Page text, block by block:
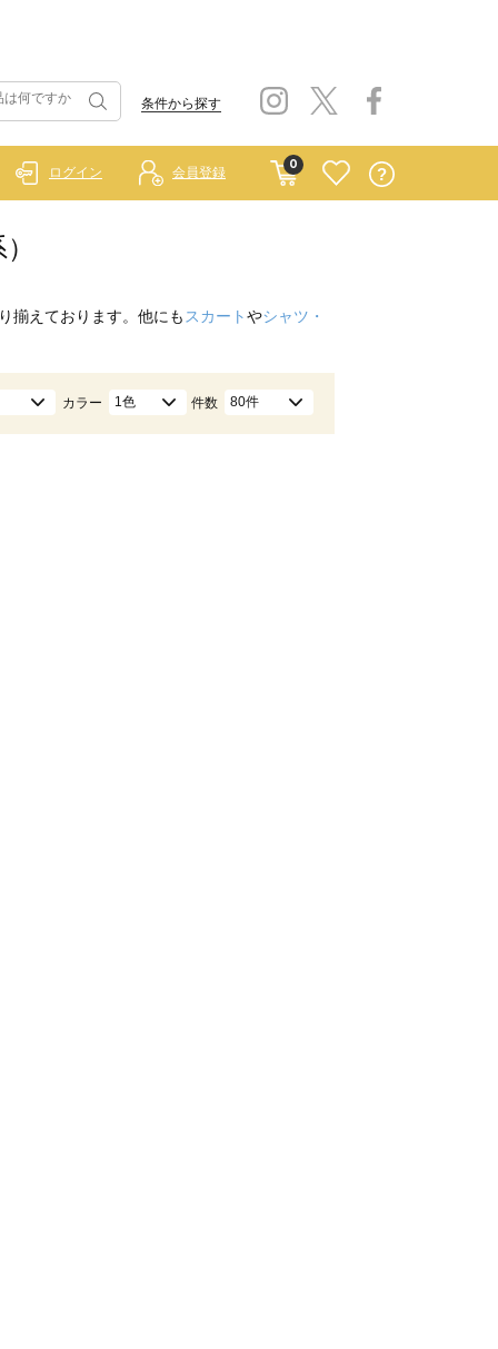
条件から探す
0
ログイン 会員登録
揃えております。他にも スカートやシャツ・
カラー 1色 件数 80件